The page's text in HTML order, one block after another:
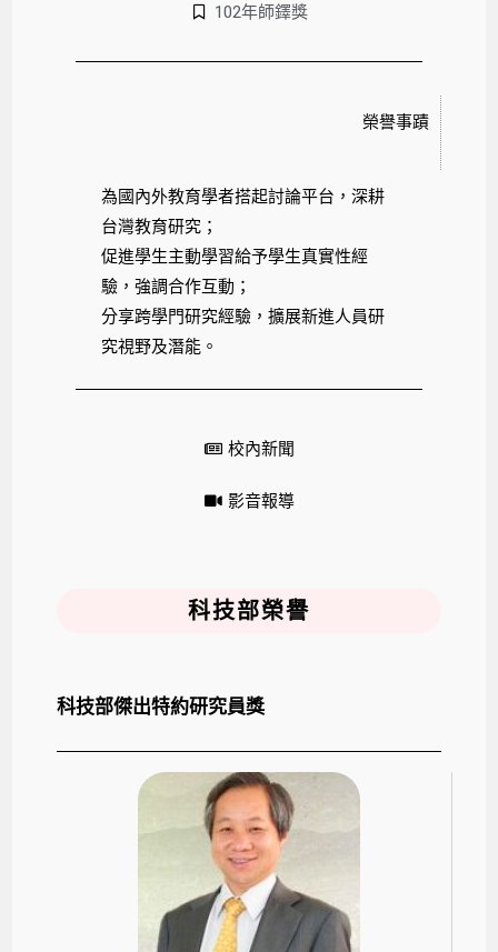
102年師鐸獎
榮譽事蹟
為國內外教育學者搭起討論平台，深耕
台灣教育研究；
促進學生主動學習給予學生真實性經
驗，強調合作互動；
分享跨學門研究經驗，擴展新進人員研
究視野及潛能。
校內新聞
影音報導
科技部榮譽
科技部傑出特約研究員獎